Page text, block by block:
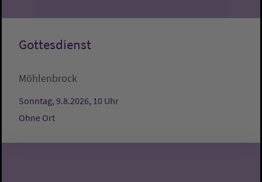
Gottesdienst
Möhlenbrock
Sonntag, 9.8.2026, 10 Uhr
Ohne Ort